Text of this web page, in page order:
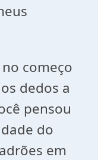
começo
dedos a
pensou
do
em